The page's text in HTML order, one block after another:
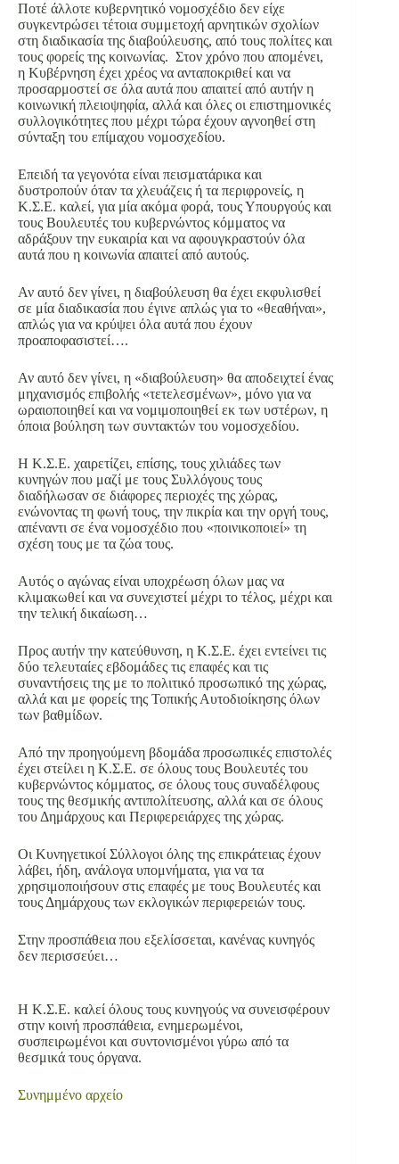
Ποτέ άλλοτε κυβερνητικό νομοσχέδιο δεν είχε
συγκεντρώσει τέτοια συμμετοχή αρνητικών σχολίων
στη διαδικασία της διαβούλευσης, από τους πολίτες και
τους φορείς της κοινωνίας. Στον χρόνο που απομένει,
η Κυβέρνηση έχει χρέος να ανταποκριθεί και να
προσαρμοστεί σε όλα αυτά που απαιτεί από αυτήν η
κοινωνική πλειοψηφία, αλλά και όλες οι επιστημονικές
συλλογικότητες που μέχρι τώρα έχουν αγνοηθεί στη
σύνταξη του επίμαχου νομοσχεδίου.
Επειδή τα γεγονότα είναι πεισματάρικα και
δυστροπούν όταν τα χλευάζεις ή τα περιφρονείς, η
Κ.Σ.Ε. καλεί, για μία ακόμα φορά, τους Υπουργούς και
τους Βουλευτές του κυβερνώντος κόμματος να
αδράξουν την ευκαιρία και να αφουγκραστούν όλα
αυτά που η κοινωνία απαιτεί από αυτούς.
Αν αυτό δεν γίνει, η διαβούλευση θα έχει εκφυλισθεί
σε μία διαδικασία που έγινε απλώς για το «θεαθήναι»,
απλώς για να κρύψει όλα αυτά που έχουν
προαποφασιστεί….
Αν αυτό δεν γίνει, η «διαβούλευση» θα αποδειχτεί ένας
μηχανισμός επιβολής «τετελεσμένων», μόνο για να
ωραιοποιηθεί και να νομιμοποιηθεί εκ των υστέρων, η
όποια βούληση των συντακτών του νομοσχεδίου.
Η Κ.Σ.Ε. χαιρετίζει, επίσης, τους χιλιάδες των
κυνηγών που μαζί με τους Συλλόγους τους
διαδήλωσαν σε διάφορες περιοχές της χώρας,
ενώνοντας τη φωνή τους, την πικρία και την οργή τους,
απέναντι σε ένα νομοσχέδιο που «ποινικοποιεί» τη
σχέση τους με τα ζώα τους.
Αυτός ο αγώνας είναι υποχρέωση όλων μας να
κλιμακωθεί και να συνεχιστεί μέχρι το τέλος, μέχρι και
την τελική δικαίωση…
Προς αυτήν την κατεύθυνση, η Κ.Σ.Ε. έχει εντείνει τις
δύο τελευταίες εβδομάδες τις επαφές και τις
συναντήσεις της με το πολιτικό προσωπικό της χώρας,
αλλά και με φορείς της Τοπικής Αυτοδιοίκησης όλων
των βαθμίδων.
Από την προηγούμενη βδομάδα προσωπικές επιστολές
έχει στείλει η Κ.Σ.Ε. σε όλους τους Βουλευτές του
κυβερνώντος κόμματος, σε όλους τους συναδέλφους
τους της θεσμικής αντιπολίτευσης, αλλά και σε όλους
του Δημάρχους και Περιφερειάρχες της χώρας.
Οι Κυνηγετικοί Σύλλογοι όλης της επικράτειας έχουν
λάβει, ήδη, ανάλογα υπομνήματα, για να τα
χρησιμοποιήσουν στις επαφές με τους Βουλευτές και
τους Δημάρχους των εκλογικών περιφερειών τους.
Στην προσπάθεια που εξελίσσεται, κανένας κυνηγός
δεν περισσεύει…
Η Κ.Σ.Ε. καλεί όλους τους κυνηγούς να συνεισφέρουν
στην κοινή προσπάθεια, ενημερωμένοι,
συσπειρωμένοι και συντονισμένοι γύρω από τα
θεσμικά τους όργανα.
Συνημμένο αρχείο